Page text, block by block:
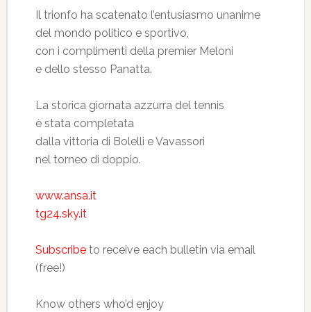
Il trionfo ha scatenato l’entusiasmo unanime
del mondo politico e sportivo,
con i complimenti della premier Meloni
e dello stesso Panatta.
La storica giornata azzurra del tennis
è stata completata
dalla vittoria di Bolelli e Vavassori
nel torneo di doppio.
www.ansa.it
tg24.sky.it
Subscribeto receive each bulletin via email
(free!)
Know others who’d enjoy